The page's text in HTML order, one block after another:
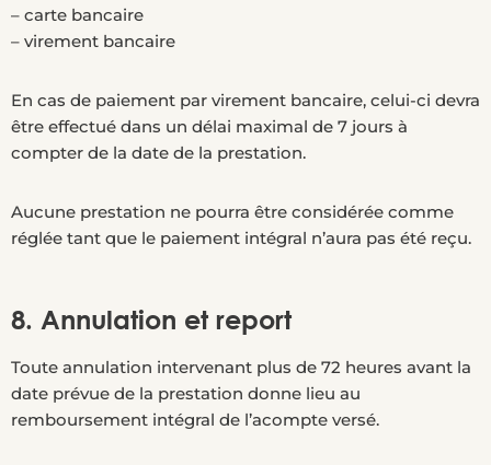
– carte bancaire
– virement bancaire
En cas de paiement par virement bancaire, celui-ci devra
être effectué dans un délai maximal de 7 jours à
compter de la date de la prestation.
Aucune prestation ne pourra être considérée comme
réglée tant que le paiement intégral n’aura pas été reçu.
8. Annulation et report
Toute annulation intervenant plus de 72 heures avant la
date prévue de la prestation donne lieu au
remboursement intégral de l’acompte versé.